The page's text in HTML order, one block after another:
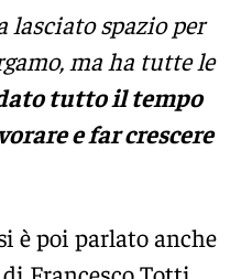
lasciato spazio per
ma ha tutte le
tutto il tempo
e far crescere
è poi parlato anche